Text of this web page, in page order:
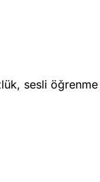
sesli öğrenme